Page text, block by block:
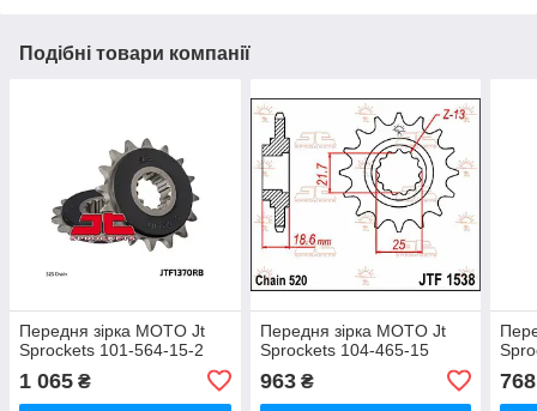
Подібні товари компанії
Передня зірка MOTO Jt
Sprockets 101-564-15-2
1 065 ₴
Передня зірка MOTO Jt
Sprockets 104-465-15
963₴ 768